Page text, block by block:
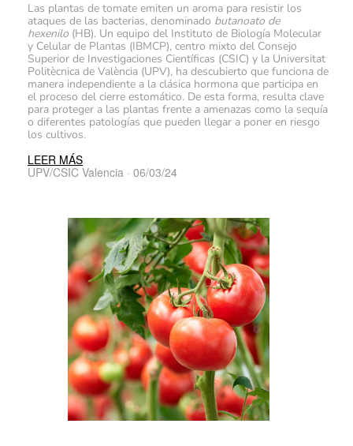
Las plantas de tomate emiten un aroma para resistir los
ataques de las bacterias, denominado butanoato de
hexenilo (HB). Un equipo del Instituto de Biología Molecular
y Celular de Plantas (IBMCP), centro mixto del Consejo
Superior de Investigaciones Científicas (CSIC) y la Universitat
Politècnica de València (UPV), ha descubierto que funciona de
manera independiente a la clásica hormona que participa en
el proceso del cierre estomático. De esta forma, resulta clave
para proteger a las plantas frente a amenazas como la sequía
o diferentes patologías que pueden llegar a poner en riesgo
los cultivos.
LEER MÁS
UPV/CSIC Valencia · 06/03/24